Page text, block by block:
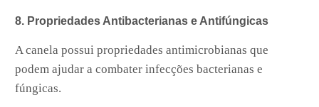
8. Propriedades Antibacterianas e Antifúngicas
A canela possui propriedades antimicrobianas que
podem ajudar a combater infecções bacterianas e
fúngicas.